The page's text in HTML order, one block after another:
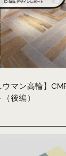
マン高輪】
後編）